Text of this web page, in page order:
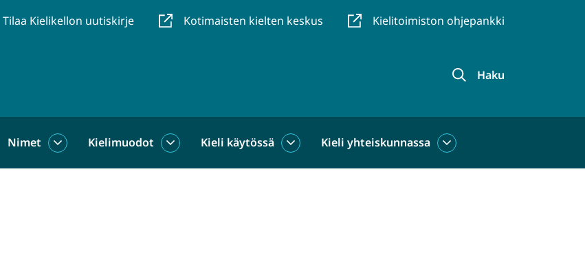
Tilaa Kielikellon uutiskirje Kotimaisten kielten keskus Kielitoimiston ohjepankki
Haku
Nimet
NimetKielimuodot
KielimuodotKieli käytössä
Kieli
Kieli yhteiskunnassa
Kieli